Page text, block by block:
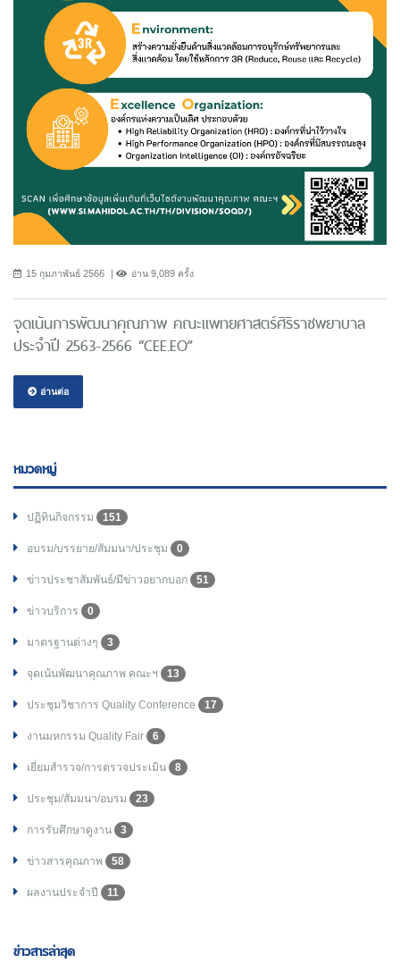
15 กุมภาพันธ์ 2566 อ่าน 9,089 ครั้ง
จุดเน้นการพัฒนาคุณภาพ คณะแพทยศาสตร์ศิริราชพยาบาล
ประจำปี 2563-2566 “CEE.EO”
อ่านต่อ
หมวดหมู่
ปฏิทินกิจกรรม 151
อบรม/บรรยาย/สัมมนา/ประชุม 0
ข่าวประชาสัมพันธ์/มีข่าวอยากบอก 51
ข่าวบริการ 0
มาตรฐานต่างๆ 3
จุดเน้นพัฒนาคุณภาพ คณะฯ 13
ประชุมวิชาการ Quality Conference 17
งานมหกรรม Quality Fair 6
เยี่ยมสำรวจ/การตรวจประเมิน 8
ประชุม/สัมมนา/อบรม 23
การรับศึกษาดูงาน 3
ข่าวสารคุณภาพ 58
ผลงานประจำปี 11
ข่าวสารล่าสุด